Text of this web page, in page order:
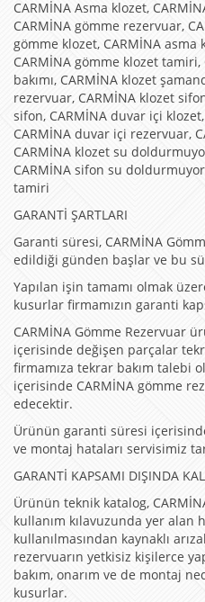
CARMİNA Asma klozet,
CARMİNA gömme rezervuar,
gömme klozet, CARMİNA asma
CARMİNA gömme klozet
bakımı, CARMİNA klozet
rezervuar, CARMİNA klozet
sifon, CARMİNA duvar içi
CARMİNA duvar içi rezervuar,
CARMİNA klozet su
CARMİNA sifon su
tamiri
GARANTİ ŞARTLARI
Garanti süresi, CARMİNA
edildiği günden başlar ve bu
Yapılan işin tamamı olmak
kusurlar firmamızın garanti
CARMİNA Gömme Rezervuar
içerisinde değişen parçalar
firmamıza tekrar bakım talebi
içerisinde CARMİNA gömme
edecektir.
Ürünün garanti süresi
ve montaj hataları servisimiz
GARANTİ KAPSAMI DIŞINDA
Ürünün teknik katalog,
kullanım kılavuzunda yer alan
kullanılmasından kaynaklı
rezervuarın yetkisiz kişilerce
bakım, onarım ve de montaj
kusurlar.